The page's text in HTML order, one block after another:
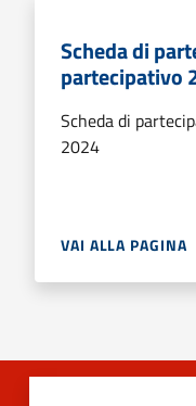
Scheda di
partecipativo
Scheda di
2024
VAI ALLA PAGINA